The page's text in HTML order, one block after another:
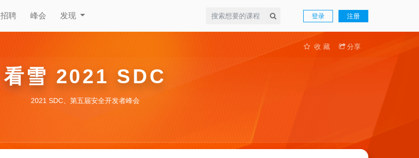
招聘 峰会 发现 登录 注册
收 藏 分享
看雪 2021 SDC
2021 SDC、第五届安全开发者峰会